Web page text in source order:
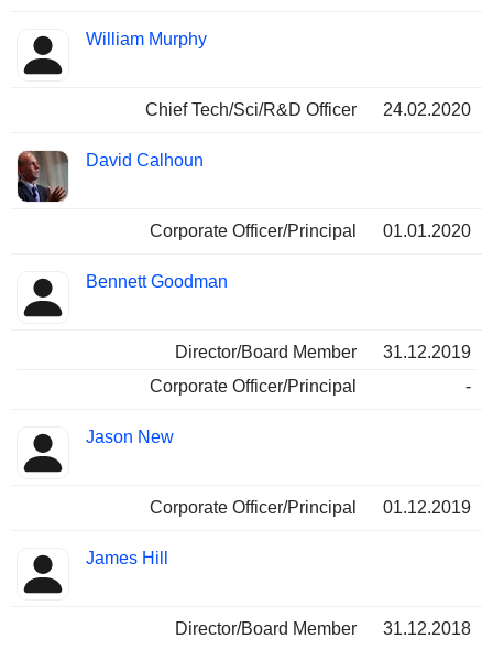
William Murphy
Chief Tech/Sci/R&D Officer 24.02.2020
David Calhoun
Corporate Officer/Principal 01.01.2020
Bennett Goodman
Director/Board Member
31.12.2019
Corporate Officer/Principal
-
Jason New
Corporate Officer/Principal 01.12.2019
James Hill
Director/Board Member 31.12.2018